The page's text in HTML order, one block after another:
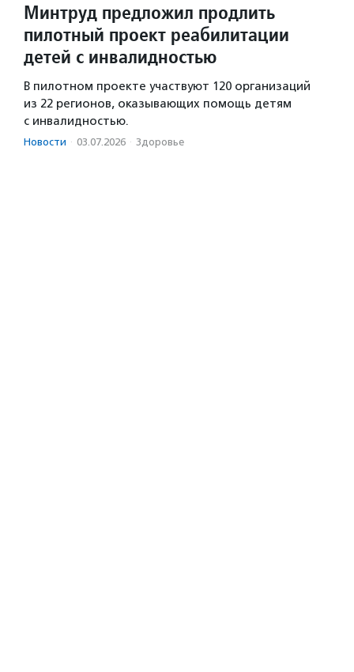
Минтруд предложил продлить
пилотный проект реабилитации
детей с инвалидностью
В пилотном проекте участвуют 120 организаций
из 22 регионов, оказывающих помощь детям
с инвалидностью.
Новости · 03.07.2026 · Здоровье